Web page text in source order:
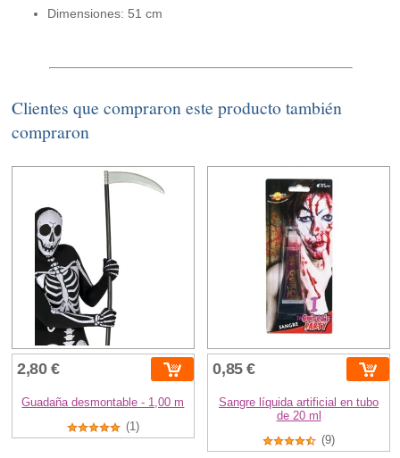
Dimensiones: 51 cm
Clientes que compraron este producto también
compraron
2,80 €
Guadaña desmontable - 1,00 m
(1)
0,85 €
Sangre líquida artificial en tubo
de 20 ml
(9)